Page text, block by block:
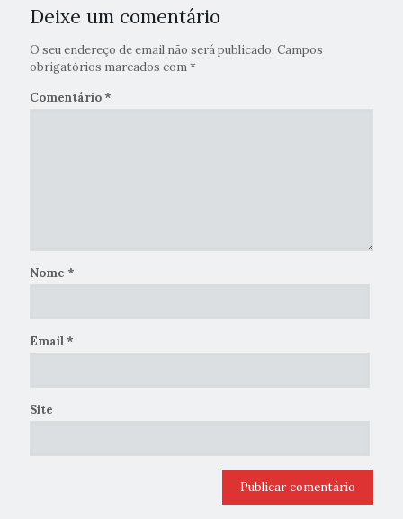
Deixe um comentário
O seu endereço de email não será publicado. Campos
obrigatórios marcados com*
Comentário *
Nome *
Email *
Site